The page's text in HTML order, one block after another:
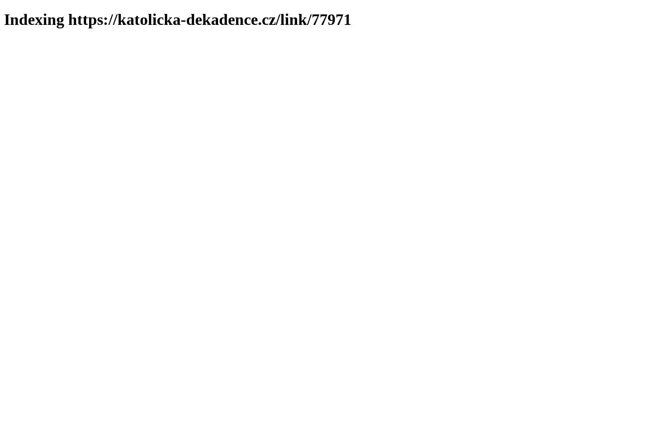
Indexing https://katolicka-dekadence.cz/link/77971